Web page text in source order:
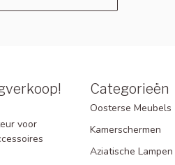
voor
Categorieën
Oosterse Meubels
Kamerschermen
Aziatische Lampen